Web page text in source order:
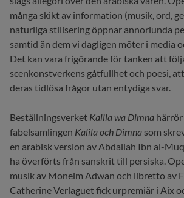
många skikt av information (musik, ord,
naturliga stilisering öppnar annorlunda
samtid än dem vi dagligen möter i media
Det kan vara frigörande för tanken att
scenkonstverkens gåtfullhet och poesi,
deras tidlösa frågor utan entydiga svar.
Beställningsverket Kalila wa Dimna
fabelsamlingen Kalila och Dimna som
en arabisk version av Abdallah Ibn al-
ha överförts från sanskrit till persiska.
musik av Moneim Adwan och libretto av
Catherine Verlaguet fick urpremiär i Aix